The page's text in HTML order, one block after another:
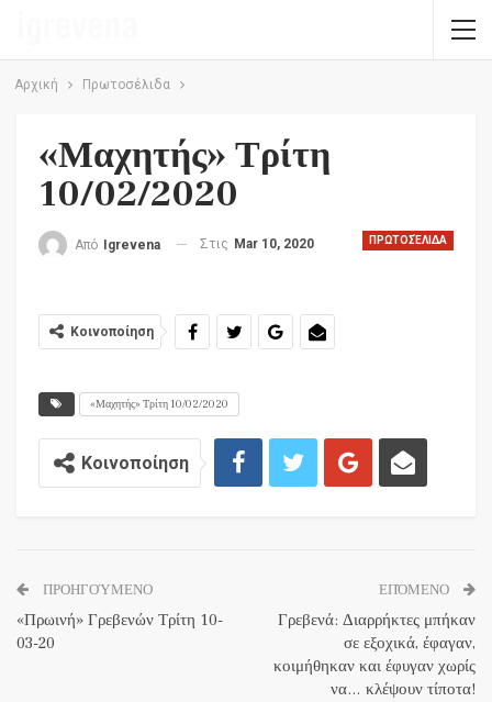
Αρχική Πρωτοσέλιδα
«Μαχητής» Τρίτη
10/02/2020
ΠΡΩΤΟΣΈΛΙΔΑ
Από Igrevena Στις Mar 10, 2020
Κοινοποίηση
«Μαχητής» Τρίτη 10/02/2020
Κοινοποίηση
ΠΡΟΗΓΟΎΜΕΝΟ
«Πρωινή» Γρεβενών Τρίτη 10-
03-20
ΕΠΌΜΕΝΟ
Γρεβενά: Διαρρήκτες μπήκαν
σε εξοχικά, έφαγαν,
κοιμήθηκαν και έφυγαν χωρίς
να… κλέψουν τίποτα!